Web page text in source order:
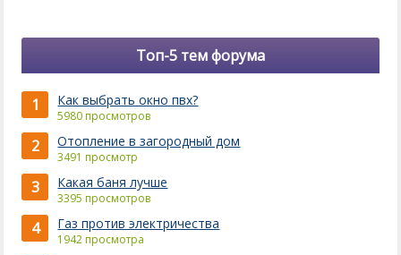
Топ-5 тем форума
1 Как выбрать окно пвх?
5980 просмотров
2 Отопление в загородный дом
3491 просмотр
3 Какая баня лучше
3395 просмотров
4 Газ против электричества
1942 просмотра